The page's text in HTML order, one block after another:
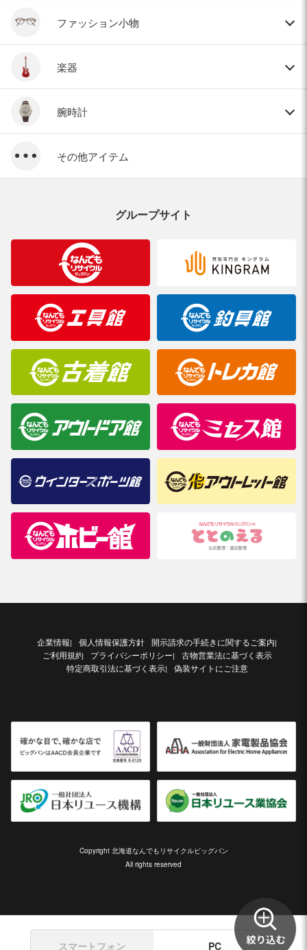
ファッション小物
楽器
腕時計
その他アイテム
グループサイト
企業情報| 個人情報保護方針 開示請求の手続きに関するご案内|
ご利用規約 プライバシーポリシー|
古物営業法に基づく表示
特定商取引法に基づく表示| 偽装サイトにご注意
Copyright 北海道なんでもリサイクルビッグバン
All rights reserved
スマートフォン PC